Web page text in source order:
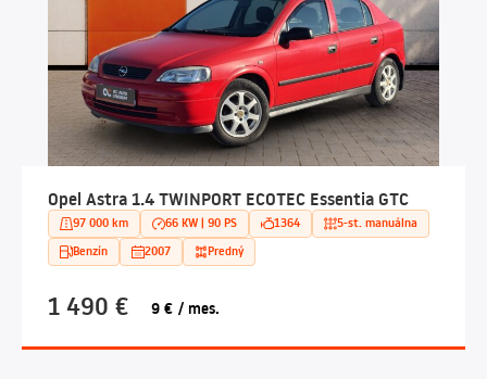
Opel Astra 1.4 TWINPORT ECOTEC Essentia GTC
97 000 km 66 KW | 90 PS 1364
5-st. manuálna
Benzín
2007 Predný
1 490 € 9 € / mes.